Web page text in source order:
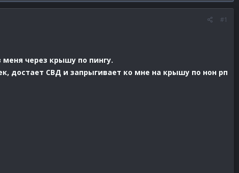
#1
через крышу по пингу.
достает СВД и запрыгивает ко мне на крышу по нон рп